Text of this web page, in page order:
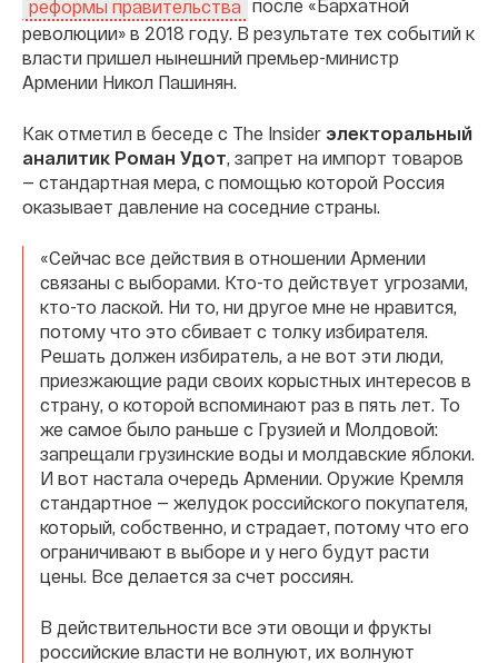
реформы правительства после «Бархатной
революции» в 2018 году. В результате тех событий к
власти пришел нынешний премьер-министр
Армении Никол Пашинян.
Как отметил в беседе с The Insider электоральный
аналитик Роман Удот , запрет на импорт товаров
— стандартная мера, с помощью которой Россия
оказывает давление на соседние страны.
«Сейчас все действия в отношении Армении
связаны с выборами. Кто-то действует угрозами,
кто-то лаской. Ни то, ни другое мне не нравится,
потому что это сбивает с толку избирателя.
Решать должен избиратель, а не вот эти люди,
приезжающие ради своих корыстных интересов в
страну, о которой вспоминают раз в пять лет. То
же самое было раньше с Грузией и Молдовой:
запрещали грузинские воды и молдавские яблоки.
И вот настала очередь Армении. Оружие Кремля
стандартное — желудок российского покупателя,
который, собственно, и страдает, потому что его
ограничивают в выборе и у него будут расти
цены. Все делается за счет россиян.
В действительности все эти овощи и фрукты
российские власти не волнуют, их волнуют